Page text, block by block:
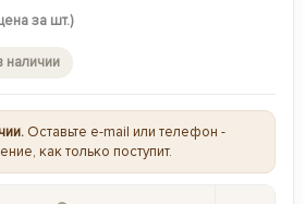
за шт.)
наличии
Оставьте e-mail или телефон -
как только поступит.